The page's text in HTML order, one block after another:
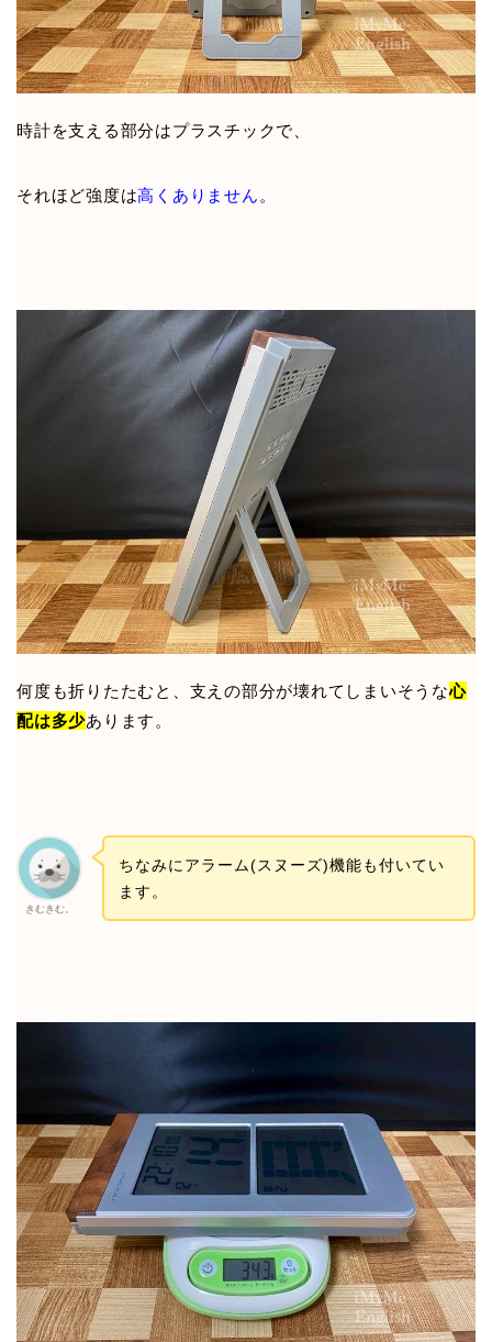
時計を支える部分はプラスチックで、
それほど強度は高くありません 。
何度も折りたたむと、支えの部分が壊れてしまいそうな心
配は多少あります。
きむきむ。
ちなみにアラーム(スヌーズ)機能も付いてい
ます。